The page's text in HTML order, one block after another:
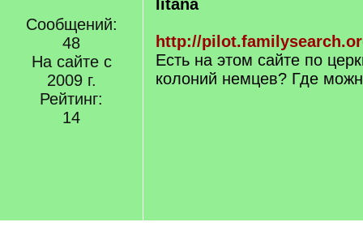
Сообщений:
48
На сайте с
2009 г.
Рейтинг:
14
litana
http://
Есть на этом сайте по
колоний немцев? Где